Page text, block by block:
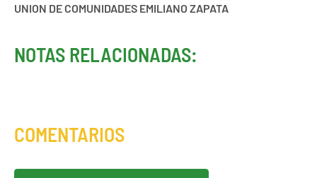
UNION DE COMUNIDADES EMILIANO ZAPATA
NOTAS RELACIONADAS:
COMENTARIOS